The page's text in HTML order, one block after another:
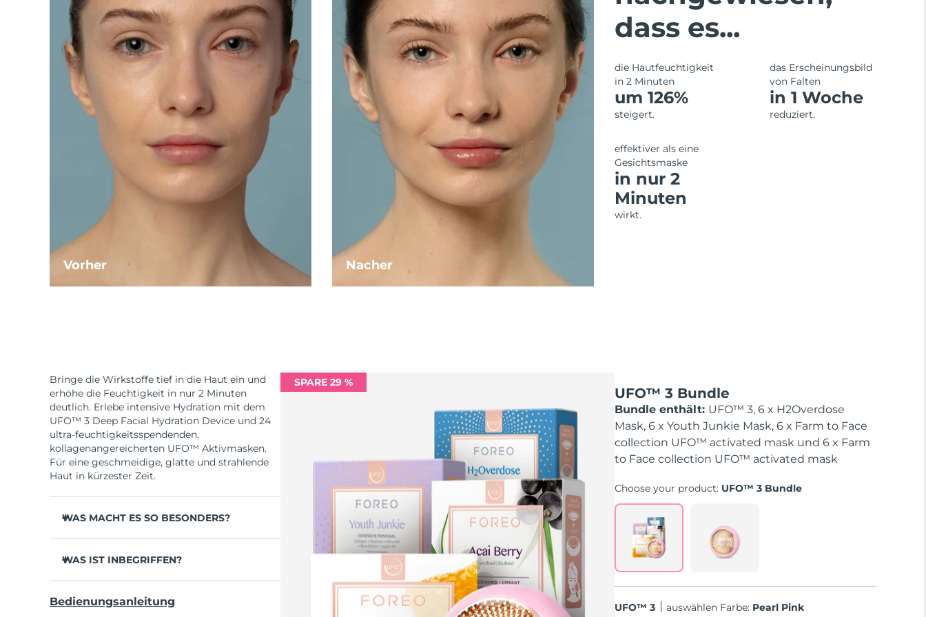
Vorher Nacher
dass es...
die Hautfeuchtigkeit
in 2 Minuten
um 126%
steigert.
das Erscheinungsbild
von Falten
in 1 Woche
reduziert.
effektiver als eine
Gesichtsmaske
in nur 2
Minuten
wirkt.
SPARE 29 %
UFO™ 3 Bundle
Bundle enthält: UFO™ 3, 6 x H2Overdose
Mask, 6 x Youth Junkie Mask, 6 x Farm to Face
collection UFO™ activated mask und 6 x Farm
to Face collection UFO™ activated mask
Choose your product: UFO™ 3 Bundle
UFO™ 3 Auswählen Farbe: Pearl Pink
Bringe die Wirkstoffe tief in die Haut ein und
erhöhe die Feuchtigkeit in nur 2 Minuten
deutlich. Erlebe intensive Hydration mit dem
UFO™ 3 Deep Facial Hydration Device und 24
ultra-feuchtigkeitsspendenden,
kollagenangereicherten UFO™ Aktivmasken.
Für eine geschmeidige, glatte und strahlende
Haut in kürzester Zeit.
WAS MACHT ES SO BESONDERS?
Hautfeuchtigkeit in 2 Minuten um 126 % und
Erscheinungsbild von Falten in nur 1 Woche.
WAS IST INBEGRIFFEN?
6 x UFO™ Youth Junkie 2.0 Masks, 6 x UFO™
Bedienungsanleitung